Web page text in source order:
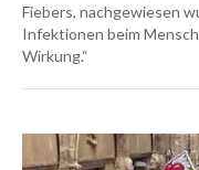
Fiebers, nachgewiesen
Infektionen beim
Wirkung.“